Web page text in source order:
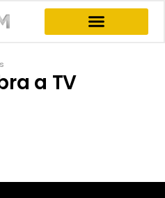
a TV